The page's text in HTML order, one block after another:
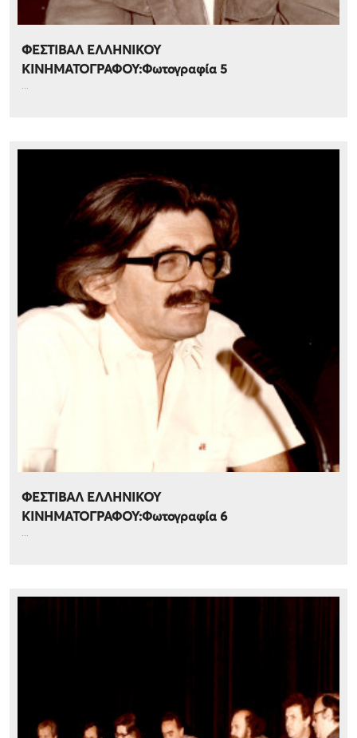
ΦΕΣΤΙΒΑΛ ΕΛΛΗΝΙΚΟΥ
ΚΙΝΗΜΑΤΟΓΡΑΦΟΥ:Φωτογραφία 5
...
ΦΕΣΤΙΒΑΛ ΕΛΛΗΝΙΚΟΥ
ΚΙΝΗΜΑΤΟΓΡΑΦΟΥ:Φωτογραφία 6
...